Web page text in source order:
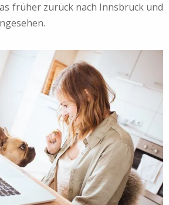
früher zurück nach Innsbruck und